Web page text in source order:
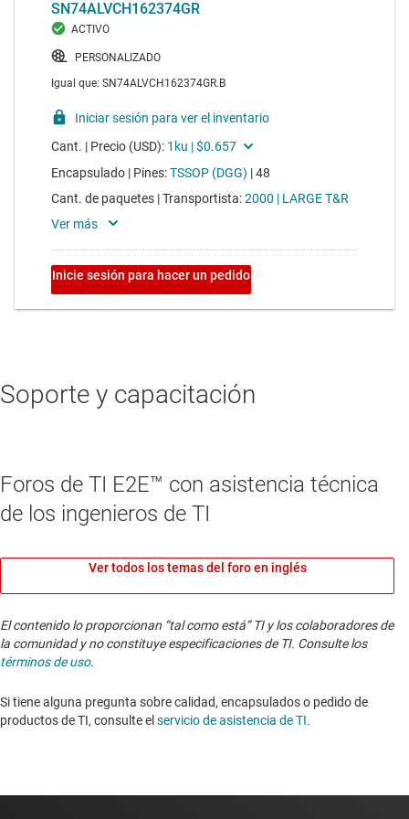
Soporte y capacitación
Foros de TI E2E™ con asistencia técnica
de los ingenieros de TI
Ver todos los temas del foro en inglés
El contenido lo proporcionan “tal como está” TI y los colaboradores de
la comunidad y no constituye especificaciones de TI. Consulte los
términos de uso.
Si tiene alguna pregunta sobre calidad, encapsulados o pedido de
productos de TI, consulte el servicio de asistencia de TI. ​​​​​​​​​​​​​​